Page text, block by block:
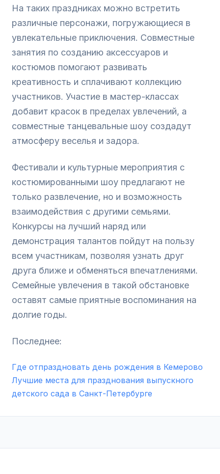
На таких праздниках можно встретить
различные персонажи, погружающиеся в
увлекательные приключения. Совместные
занятия по созданию аксессуаров и
костюмов помогают развивать
креативность и сплачивают коллекцию
участников. Участие в мастер-классах
добавит красок в пределах увлечений, а
совместные танцевальные шоу создадут
атмосферу веселья и задора.
Фестивали и культурные мероприятия с
костюмированными шоу предлагают не
только развлечение, но и возможность
взаимодействия с другими семьями.
Конкурсы на лучший наряд или
демонстрация талантов пойдут на пользу
всем участникам, позволяя узнать друг
друга ближе и обменяться впечатлениями.
Семейные увлечения в такой обстановке
оставят самые приятные воспоминания на
долгие годы.
Последнее:
Где отпраздновать день рождения в Кемерово
Лучшие места для празднования выпускного
детского сада в Санкт-Петербурге